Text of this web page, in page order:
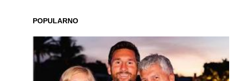
POPULARNO